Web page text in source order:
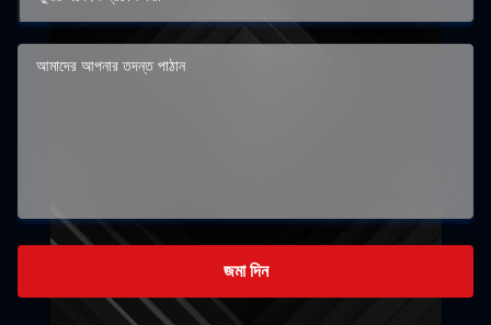
জমা দিন